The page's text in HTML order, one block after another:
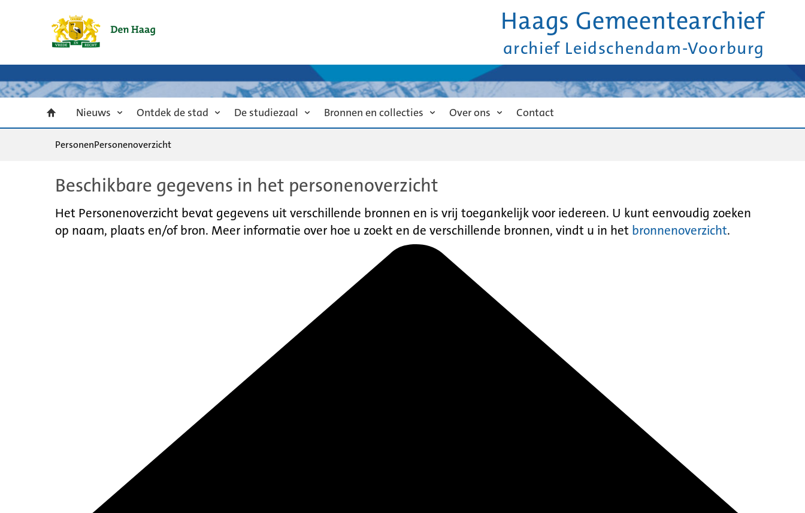
Haags Gemeentearchief
archief Leidschendam-Voorburg
Nieuws Ontdek de stad De studiezaal Bronnen en collecties Over ons Contact
PersonenPersonenoverzicht
Beschikbare gegevens in het personenoverzicht
Het Personenoverzicht bevat gegevens uit verschillende bronnen en is vrij toegankelijk voor iedereen. U kunt eenvoudig zoeken
op naam, plaats en/of bron. Meer informatie over hoe u zoekt en de verschillende bronnen, vindt u in het bronnenoverzicht.